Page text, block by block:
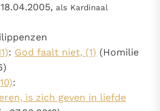
als Kardinaal
: God faalt niet, (1) (Homilie
:
is zich geven in liefde